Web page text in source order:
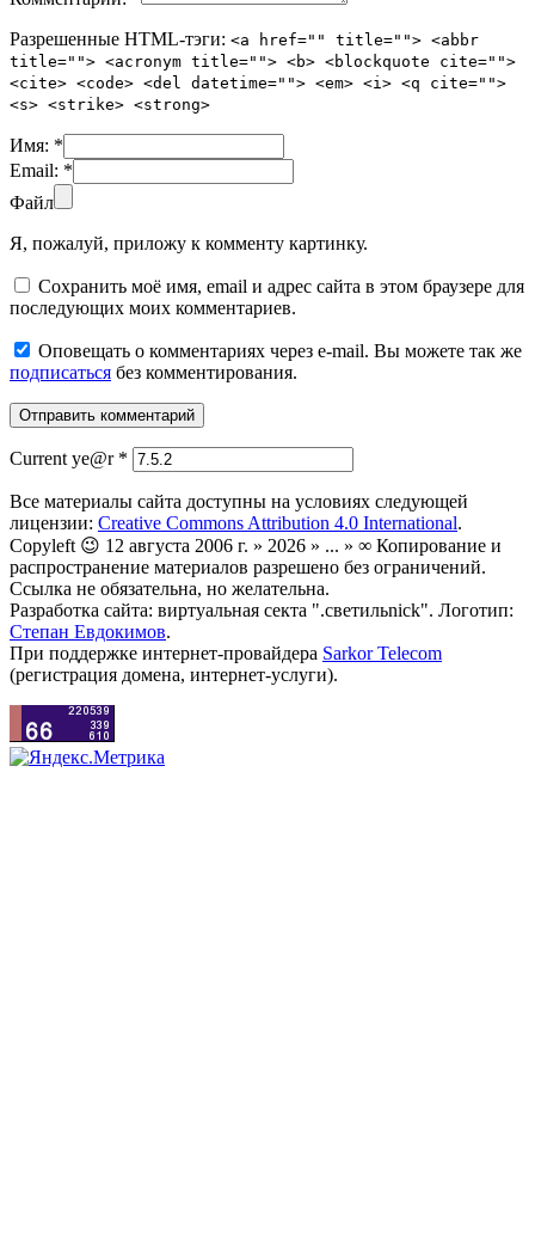
Разрешенные HTML-тэги: <a href="" title=""> <abbr
title=""> <acronym title=""> <b> <blockquote cite="">
<cite> <code> <del datetime=""> <em> <i> <q cite="">
<s> <strike> <strong>
Имя: *
Email: *
Файл
Я, пожалуй, приложу к комменту картинку.
Сохранить моё имя, email и адрес сайта в этом браузере для
последующих моих комментариев.
Оповещать о комментариях через e-mail. Вы можете так же
подписаться без комментирования.
Current ye@r *
Все материалы сайта доступны на условиях следующей
лицензии: Creative Commons Attribution 4.0 International.
Copyleft 😉 12 августа 2006 г. » 2026 » ... » ∞ Копирование и
распространение материалов разрешено без ограничений.
Ссылка не обязательна, но желательна.
Разработка сайта: виртуальная секта ".светильnick". Логотип:
Степан Евдокимов.
При поддержке интернет-провайдера Sarkor Telecom
(регистрация домена, интернет-услуги).